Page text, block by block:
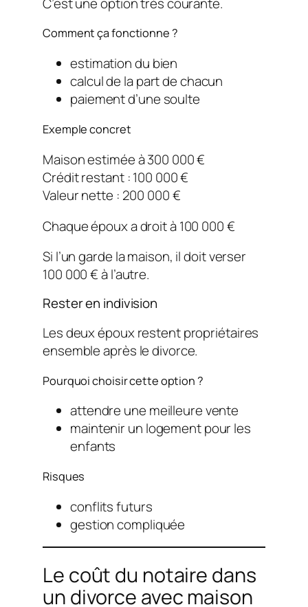
Comment ça fonctionne ?
estimation du bien
calcul de la part de chacun
paiement d’une soulte
Exemple concret
Maison estimée à 300 000 €
Crédit restant : 100 000 €
Valeur nette : 200 000 €
Chaque époux a droit à 100 000 €
Si l’un garde la maison, il doit verser
100 000 € à l’autre.
Rester en indivision
Les deux époux restent propriétaires
ensemble après le divorce.
Pourquoi choisir cette option ?
attendre une meilleure vente
maintenir un logement pour les
enfants
Risques
conflits futurs
gestion compliquée
Le coût du notaire dans
un divorce avec maison